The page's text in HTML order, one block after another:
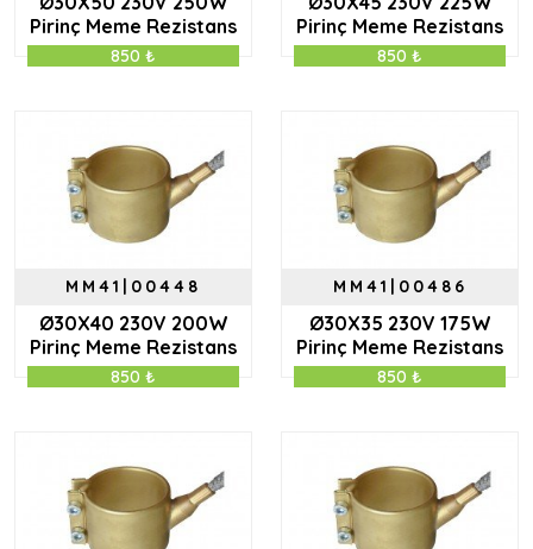
Pirinç Meme Rezistans
850 ₺
Pirinç Meme Rezistans
850 ₺
MM41|00448
Ø30X40 230V 200W
Pirinç Meme Rezistans
850 ₺
MM41|00486
Ø30X35 230V 175W
Pirinç Meme Rezistans
850 ₺